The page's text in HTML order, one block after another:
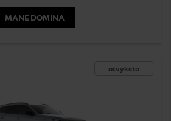
MANE DOMINA
atvyksta